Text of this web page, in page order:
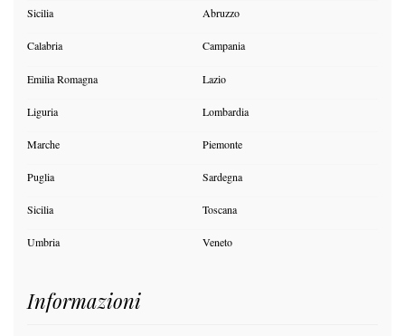
Sicilia Abruzzo
Calabria Campania
Emilia Romagna Lazio
Liguria Lombardia
Marche Piemonte
Puglia Sardegna
Sicilia Toscana
Umbria Veneto
Informazioni